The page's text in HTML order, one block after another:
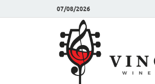
07/08/2026